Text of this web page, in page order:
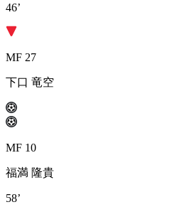
46’
MF 27
下口 竜空
MF 10
福満 隆貴
58’